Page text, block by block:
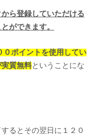
ら登録していただける
ができます。
０ポイントを使用してい
質無料ということにな
るとその翌日に１２０